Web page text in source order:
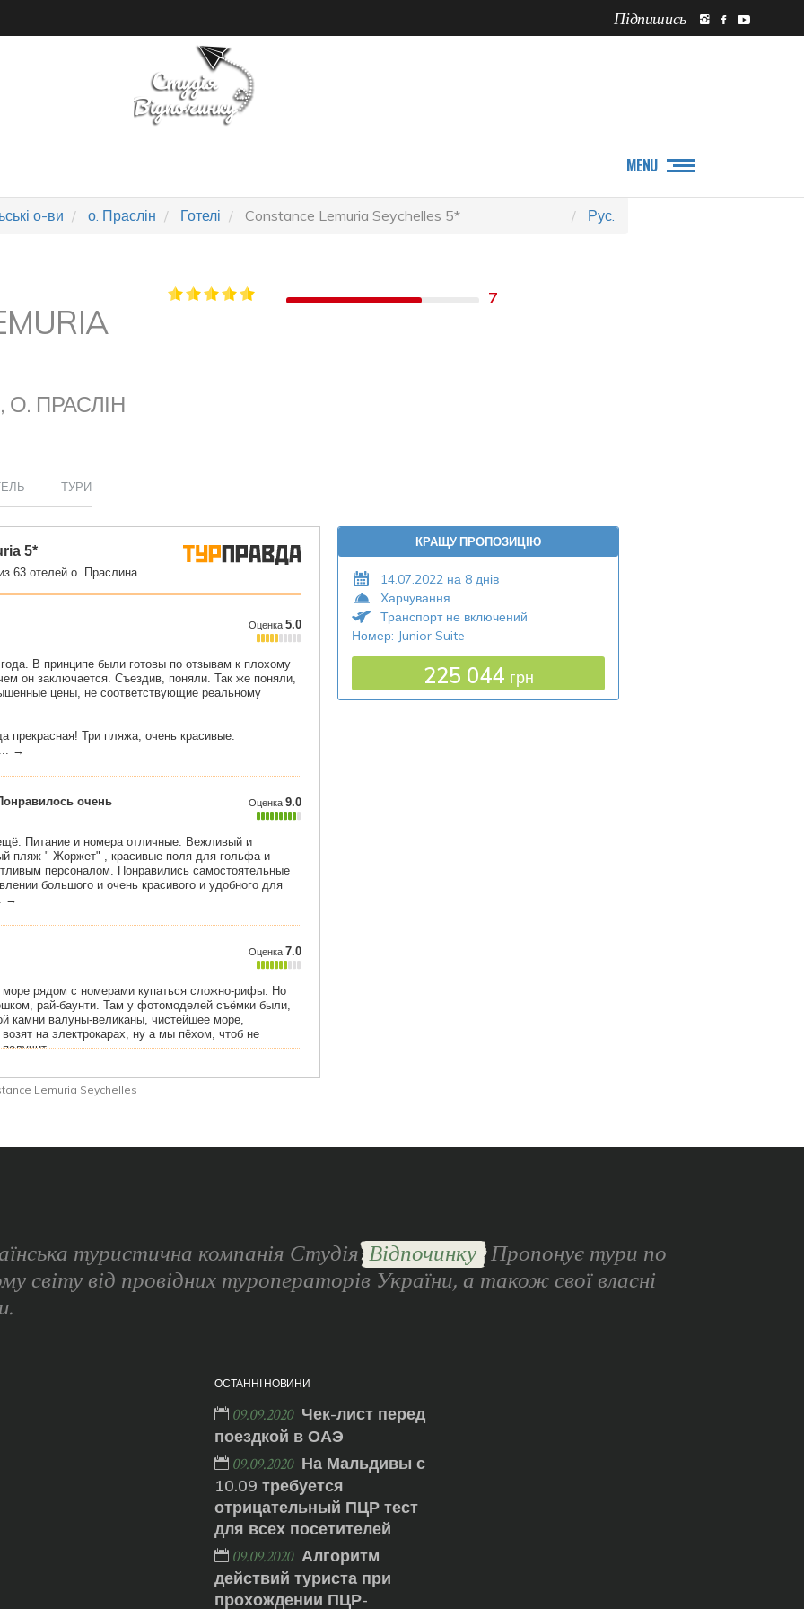
Підпишись
MENU
о-ви о. Праслін Готелі Constance Lemuria Seychelles 5* Рус.
ПРАСЛІН
7
ТУРИ
Lemuria Seychelles
КРАЩУ ПРОПОЗИЦІЮ
14.07.2022 на 8 днів
Харчування
Транспорт не включений
Номер: Junior Suite
225 044 грн
туристична компанія СтудіяВідпочинку Пропонує тури по
світу від провідних туроператорів України, а також свої власні
ОСТАННІ НОВИНИ
09.09.2020 Чек-лист перед
поездкой в ОАЭ
09.09.2020 На Мальдивы с
10.09 требуется
отрицательный ПЦР тест
для всех посетителей
09.09.2020 Алгоритм
действий туриста при
прохождении ПЦР-